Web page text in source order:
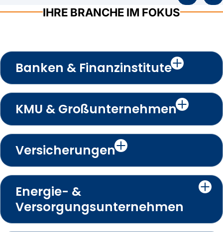
IHRE BRANCHE IM FOKUS
Banken & Finanzinstitute
KMU & Großunternehmen
Versicherungen
Energie- &
Versorgungsunternehmen